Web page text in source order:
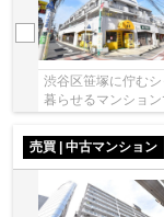
渋谷区笹塚に佇む
暮らせるマンショ
売買 | 中古マンション